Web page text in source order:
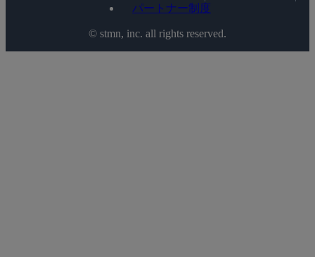
パートナー制度
©️ stmn, inc. all rights reserved.